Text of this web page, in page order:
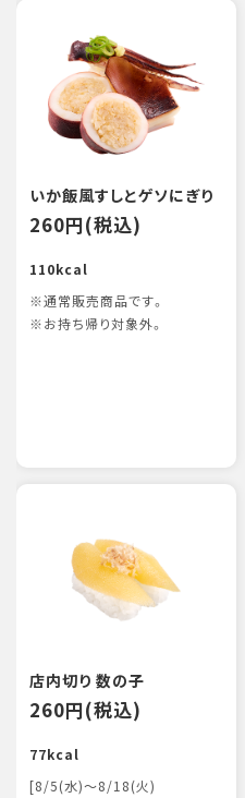
いか飯風すしとゲソにぎり
260円(税込)
110kcal
※通常販売商品です。
※お持ち帰り対象外。
店内切り 数の子
260円(税込)
77kcal
[8/5(水)～8/18(火)